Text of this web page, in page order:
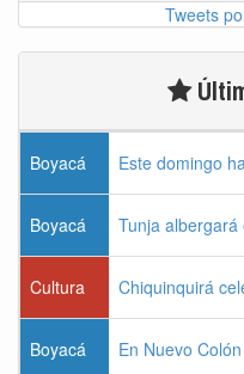
Tweets
Boyacá Este domingo
Boyacá Tunja albergará
Cultura Chiquinquirá
Boyacá En Nuevo